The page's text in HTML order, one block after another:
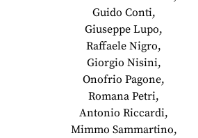
Guido Conti,
Giuseppe Lupo,
Raffaele Nigro,
Giorgio Nisini,
Onofrio Pagone,
Romana Petri,
Antonio Riccardi,
Mimmo Sammartino,